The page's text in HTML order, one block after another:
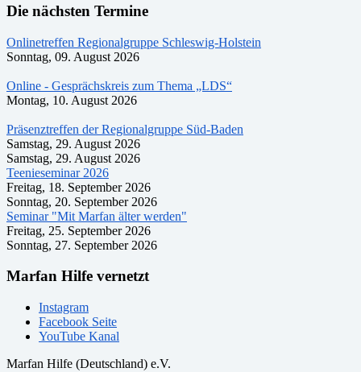
Die nächsten Termine
Onlinetreffen Regionalgruppe Schleswig-Holstein
Sonntag, 09. August 2026
Online - Gesprächskreis zum Thema „LDS“
Montag, 10. August 2026
Präsenztreffen der Regionalgruppe Süd-Baden
Samstag, 29. August 2026
Samstag, 29. August 2026
Teenieseminar 2026
Freitag, 18. September 2026
Sonntag, 20. September 2026
Seminar "Mit Marfan älter werden"
Freitag, 25. September 2026
Sonntag, 27. September 2026
Marfan Hilfe vernetzt
Instagram
Facebook Seite
YouTube Kanal
Marfan Hilfe (Deutschland) e.V.